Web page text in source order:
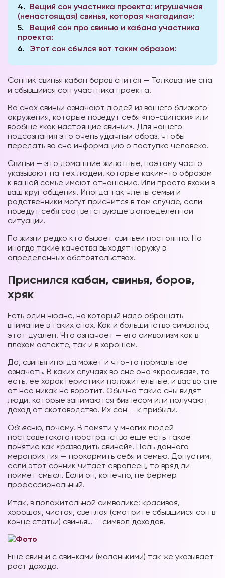
4
Вещий сон участника проекта: игрушечная
(ненастоящая) свинья, которая «нагадила»:
5
Вещий сон про свинью и кабана участника
проекта:
6
Этот сон сбылся вот таким образом:
Сонник свинья кабан боров снится — Толкование сна
и сбывшийся сон участника проекта.
Во снах свиньи означают людей из вашего близкого
окружения, которые поведут себя «по-свински» или
вообще «как настоящие свиньи». Для нашего
подсознания это очень удачный образ, чтобы
передать во сне информацию о поступке человека.
Свиньи — это домашние животные, поэтому часто
указывают на тех людей, которые каким-то образом
к вашей семье имеют отношение. Или просто вхожи в
ваш круг общения. Иногда так члены семьи и
родственники могут приснится в том случае, если
поведут себя соответствующе в определенной
ситуации.
По жизни редко кто бывает свиньей постоянно. Но
иногда такие качества выходят наружу в
определенных обстоятельствах.
Приснился кабан, свинья, боров,
хряк
Есть один нюанс, на который надо обращать
внимание в таких снах. Как и большинство символов,
этот дуален. Что означает — его символизм как в
плохом аспекте, так и в хорошем.
Да, свинья иногда может и что-то нормальное
означать. В каких случаях во сне она «красивая», то
есть, ее характеристики положительные, и вас во сне
от нее никак не воротит. Обычно такие сны видят
люди, которые занимаются бизнесом или получают
доход от скотоводства. Их сон — к прибыли.
Объясню, почему. В памяти у многих людей
постсоветского пространства еще есть такое
понятие как «разводить свиней». Цель данного
мероприятия — прокормить себя и семью. Допустим,
если этот сонник читает европеец, то вряд ли
поймет смысл. Если он, конечно, не фермер
профессиональный.
Итак, в положительной символике: красивая,
хорошая, чистая, светлая (смотрите сбывшийся сон в
конце статьи) свинья… — символ доходов.
Еще свиньи с свинками (маленькими) так же указывает
рост дохода.